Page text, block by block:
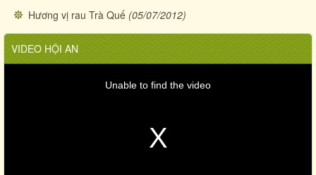
Hương vị rau Trà Quế (05/07/2012)
VIDEO HỘI AN
Unable to find the video